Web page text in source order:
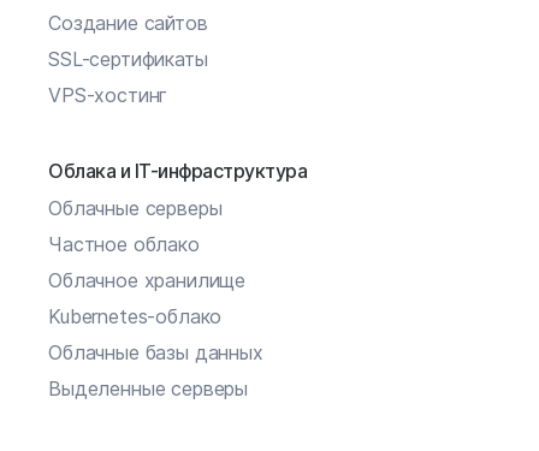
Создание сайтов
SSL-сертификаты
VPS-хостинг
Облака и IT-инфраструктура
Облачные серверы
Частное облако
Облачное хранилище
Kubernetes-облако
Облачные базы данных
Выделенные серверы